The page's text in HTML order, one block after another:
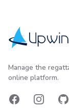
Manage the
online platform.
FacebookInstagram